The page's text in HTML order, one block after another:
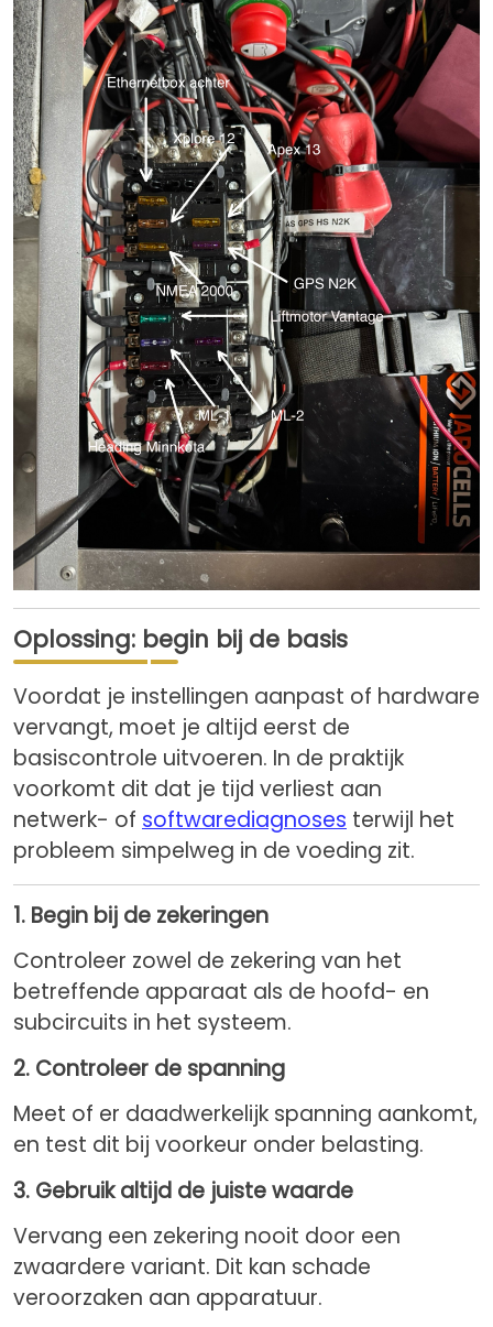
Oplossing: begin bij de basis
Voordat je instellingen aanpast of hardware
vervangt, moet je altijd eerst de
basiscontrole uitvoeren. In de praktijk
voorkomt dit dat je tijd verliest aan
netwerk- of softwarediagnoses terwijl het
probleem simpelweg in de voeding zit.
1. Begin bij de zekeringen
Controleer zowel de zekering van het
betreffende apparaat als de hoofd- en
subcircuits in het systeem.
2. Controleer de spanning
Meet of er daadwerkelijk spanning aankomt,
en test dit bij voorkeur onder belasting.
3. Gebruik altijd de juiste waarde
Vervang een zekering nooit door een
zwaardere variant. Dit kan schade
veroorzaken aan apparatuur.